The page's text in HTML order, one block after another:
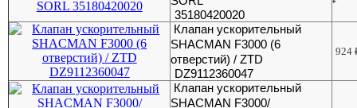
35180420020
Клапан ускорительный
SHACMAN F3000 (6
отверстий) / ZTD
DZ9112360047
924
Клапан ускорительный
SHACMAN F3000/